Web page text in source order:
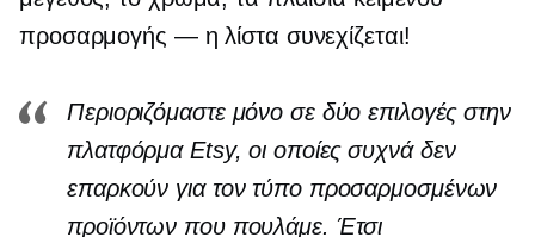
προσαρμογής — η λίστα συνεχίζεται!
Περιοριζόμαστε μόνο σε δύο επιλογές στην
πλατφόρμα Etsy, οι οποίες συχνά δεν
επαρκούν για τον τύπο προσαρμοσμένων
προϊόντων που πουλάμε. Έτσι